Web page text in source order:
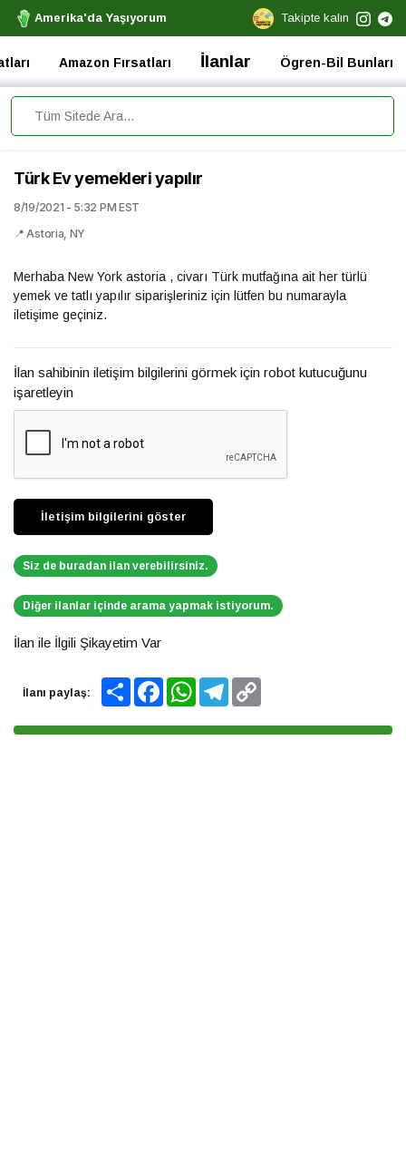
Amerika'da Yaşıyorum Takipte kalın
Amazon Fırsatları İlanlar Ögren-Bil Bunları
Türk Ev yemekleri yapılır
8/19/2021 - 5:32 PM EST
📍 Astoria, NY
Merhaba New York astoria , civarı Türk mutfağına ait her türlü
yemek ve tatlı yapılır siparişleriniz için lütfen bu numarayla
iletişime geçiniz.
İlan sahibinin iletişim bilgilerini görmek için robot kutucuğunu
işaretleyin
Siz de buradan ilan verebilirsiniz.
Diğer ilanlar içinde arama yapmak istiyorum.
İlan ile İlgili Şikayetim Var
İlanı paylaş:
Share FacebookWhatsApp
Telegram